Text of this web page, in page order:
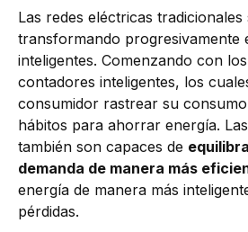
Las redes eléctricas tradicionales
transformando progresivamente
inteligentes. Comenzando con
contadores inteligentes, los
consumidor rastrear su
hábitos para ahorrar energía.
también son capaces de
demanda de manera más
energía de manera más
pérdidas.